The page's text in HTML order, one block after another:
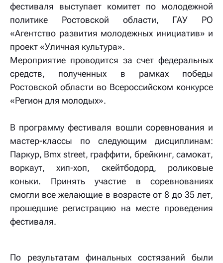
фестиваля выступает комитет по молодежной
политике Ростовской области, ГАУ РО
«Агентство развития молодежных инициатив» и
проект «Уличная культура».
Мероприятие проводится за счет федеральных
средств, полученных в рамках победы
Ростовской области во Всероссийском конкурсе
«Регион для молодых».
В программу фестиваля вошли соревнования и
мастер-классы по следующим дисциплинам:
Паркур, Bmx street, граффити, брейкинг, самокат,
воркаут, хип-хоп, скейтбодорд, роликовые
коньки. Принять участие в соревнованиях
смогли все желающие в возрасте от 8 до 35 лет,
прошедшие регистрацию на месте проведения
фестиваля.
По результатам финальных состязаний были